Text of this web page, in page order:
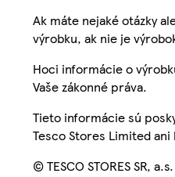
Ak máte nejaké otázky
výrobku, ak nie je
Hoci informácie o
Vaše zákonné práva.
Tieto informácie sú
Tesco Stores Limited
© TESCO STORES SR,